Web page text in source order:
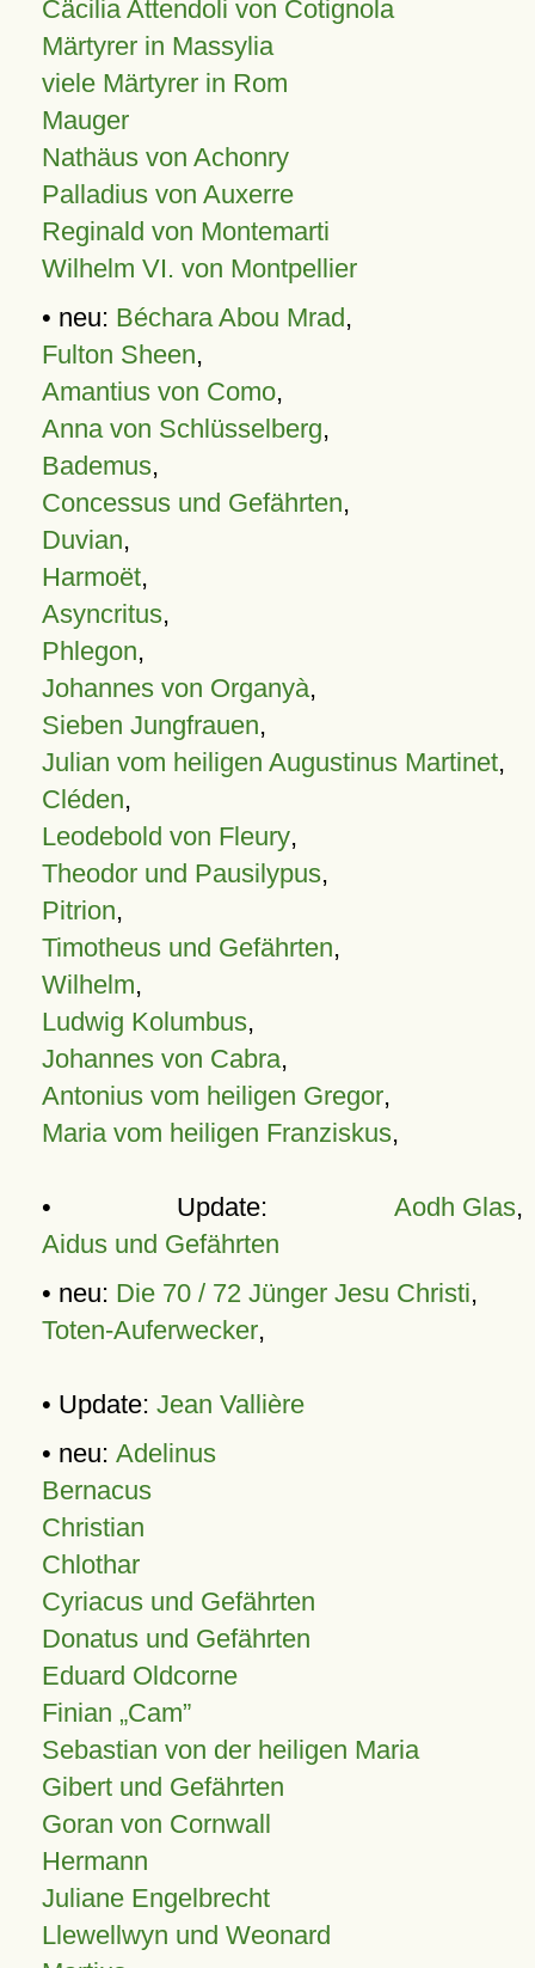
Cäcilia Attendoli von Cotignola
Märtyrer in Massylia
viele Märtyrer in Rom
Mauger
Nathäus von Achonry
Palladius von Auxerre
Reginald von Montemarti
Wilhelm VI. von Montpellier
• neu: Béchara Abou Mrad,
Fulton Sheen,
Amantius von Como,
Anna von Schlüsselberg,
Bademus,
Concessus und Gefährten,
Duvian,
Harmoët,
Asyncritus,
Phlegon,
Johannes von Organyà,
Sieben Jungfrauen,
Julian vom heiligen Augustinus Martinet,
Cléden,
Leodebold von Fleury,
Theodor und Pausilypus,
Pitrion,
Timotheus und Gefährten,
Wilhelm,
Ludwig Kolumbus,
Johannes von Cabra,
Antonius vom heiligen Gregor,
Maria vom heiligen Franziskus,
• Update: Aodh Glas,
Aidus und Gefährten
• neu: Die 70 / 72 Jünger Jesu Christi,
Toten-Auferwecker,
• Update: Jean Vallière
• neu: Adelinus
Bernacus
Christian
Chlothar
Cyriacus und Gefährten
Donatus und Gefährten
Eduard Oldcorne
Finian Cam
Sebastian von der heiligen Maria
Gibert und Gefährten
Goran von Cornwall
Hermann
Juliane Engelbrecht
Llewellwyn und Weonard